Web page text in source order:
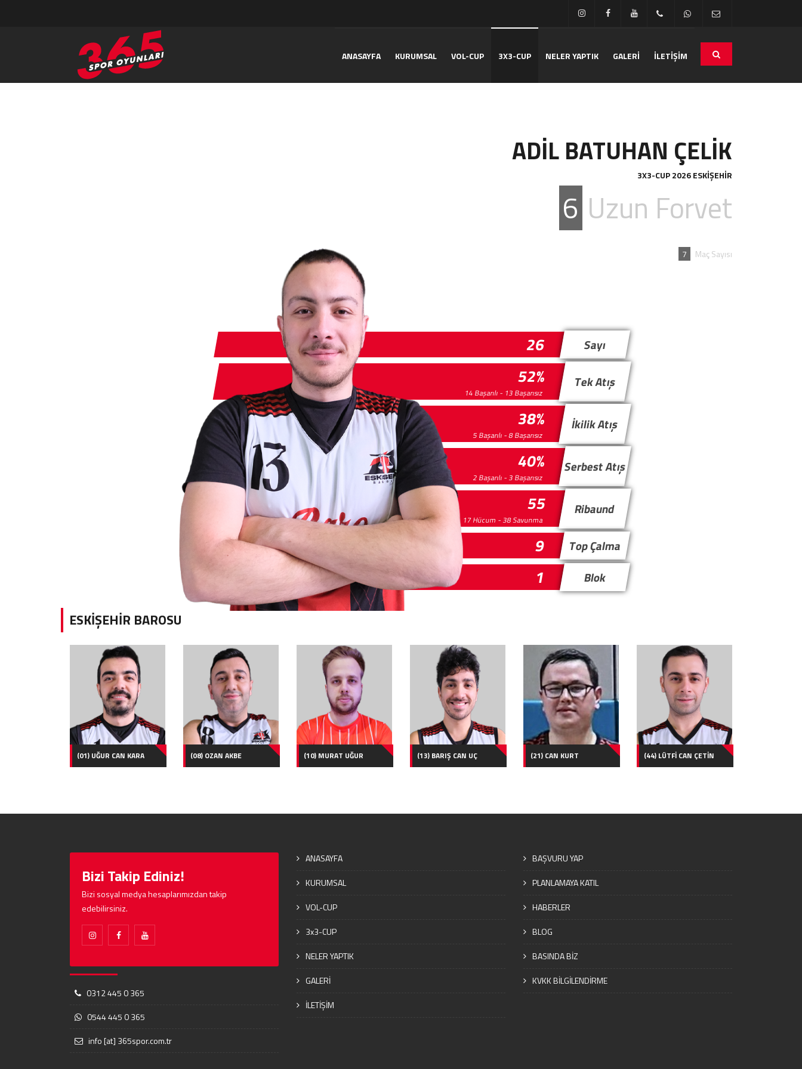
ANASAYFA KURUMSAL VOL-CUP 3X3-CUP NELER YAPTIK GALERİ İLETİŞİM
ADİL BATUHAN ÇELİK
3X3-CUP 2026 ESKİŞEHİR
6 Uzun Forvet
7 Maç Sayısı
26 Sayı
52%
14 Başarılı - 13 Başarısız
Tek Atış
38%
5 Başarılı - 8 Başarısız
İkilik Atış
40%
2 Başarılı - 3 Başarısız
Serbest Atış
55
17 Hücum - 38 Savunma
Ribaund
9 Top Çalma
1 Blok
ESKİŞEHİR BAROSU
(01) UĞUR CAN KARA (08) OZAN AKBE (10) MURAT UĞUR (13) BARIŞ CAN UÇ (21) CAN KURT (44) LÜTFİ CAN ÇETİN
Bizi Takip Ediniz!
Bizi sosyal medya hesaplarımızdan takip
edebilirsiniz.
0312 445 0 365
0544 445 0 365
info [at] 365spor.com.tr
ANASAYFA
KURUMSAL
VOL-CUP
3x3-CUP
NELER YAPTIK
GALERİ
İLETİŞİM
BAŞVURU YAP
PLANLAMAYA KATIL
HABERLER
BLOG
BASINDA BİZ
KVKK BİLGİLENDİRME